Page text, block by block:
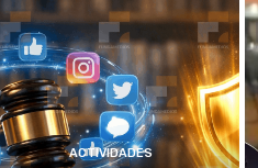
ACTIVIDADES